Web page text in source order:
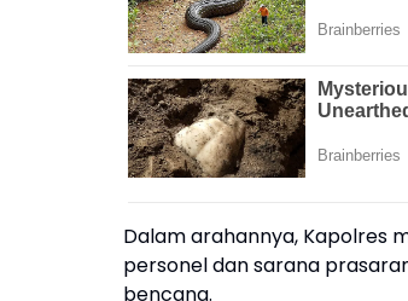
Dalam arahannya, Kapolres
personel dan sarana
bencana.